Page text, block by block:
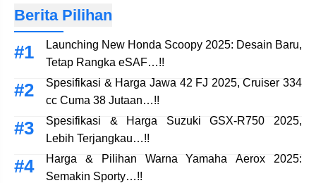
Berita Pilihan
Launching New Honda Scoopy 2025: Desain Baru,
Tetap Rangka eSAF…!!
Spesifikasi & Harga Jawa 42 FJ 2025, Cruiser 334
cc Cuma 38 Jutaan…!!
Spesifikasi & Harga Suzuki GSX-R750 2025,
Lebih Terjangkau…!!
Harga & Pilihan Warna Yamaha Aerox 2025:
Semakin Sporty…!!